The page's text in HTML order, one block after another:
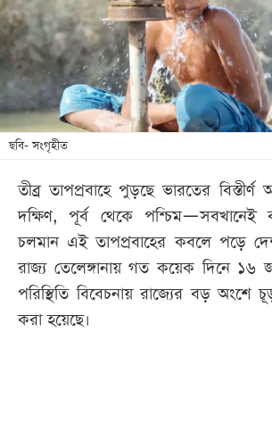
খেলা
বিনোদন
লাইফ
স্টাইল
শিক্ষা
সব
বিভাগ
ছবি
ছবি- সংগৃহীত
তীব্র তাপপ্রবাহে পুড়ছে ভারতের
দক্ষিণ, পূর্ব থেকে পশ্চিম—সবখানেই
চলমান এই তাপপ্রবাহের কবলে পড়ে
রাজ্য তেলেঙ্গানায় গত কয়েক দিনে ১৬
পরিস্থিতি বিবেচনায় রাজ্যের বড় অংশে
করা হয়েছে।